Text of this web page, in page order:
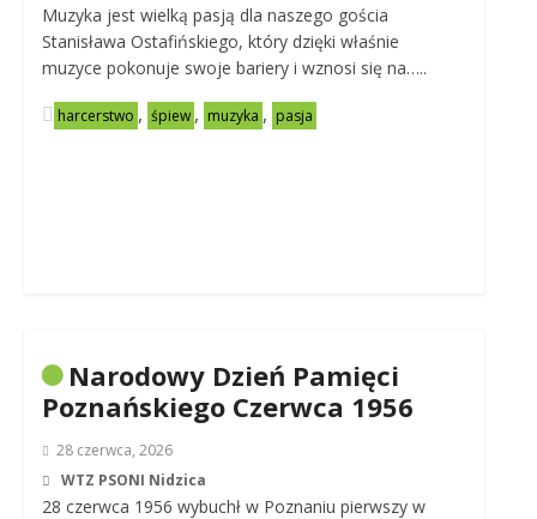
Muzyka jest wielką pasją dla naszego gościa
Stanisława Ostafińskiego, który dzięki właśnie
muzyce pokonuje swoje bariery i wznosi się na…..
harcerstwo , śpiew , muzyka , pasja
Narodowy Dzień Pamięci
Poznańskiego Czerwca 1956
28 czerwca, 2026
WTZ PSONI Nidzica
28 czerwca 1956 wybuchł w Poznaniu pierwszy w